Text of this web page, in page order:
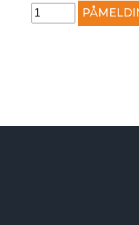
Gavekort:
Digitalt